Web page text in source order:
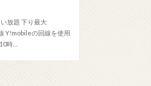
放題 下り最大
Y!mobileの回線を使用
時…